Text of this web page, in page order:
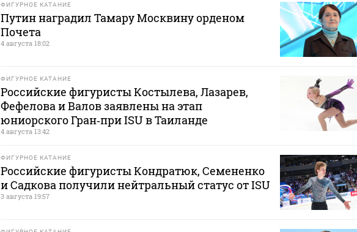
ФИГУРНОЕ КАТАНИЕ
Путин наградил Тамару Москвину орденом
Почета
4 августа 18:02
ФИГУРНОЕ КАТАНИЕ
Российские фигуристы Костылева, Лазарев,
Фефелова и Валов заявлены на этап
юниорского Гран‑при ISU в Таиланде
4 августа 13:42
ФИГУРНОЕ КАТАНИЕ
Российские фигуристы Кондратюк, Семененко
и Садкова получили нейтральный статус от ISU
3 августа 19:57